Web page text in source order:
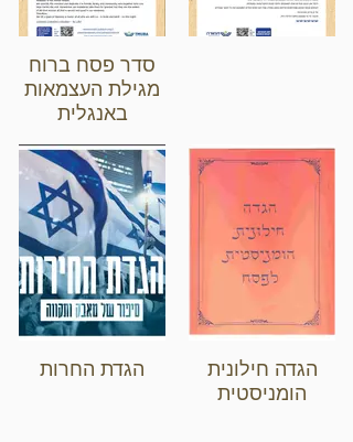
סדר פסח ברוח
מגילת העצמאות
באנגלית
הגדת החרות
הגדה חילונית
הומניסטית